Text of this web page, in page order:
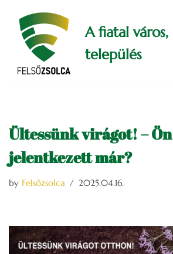
Skip
content
A fiatal város,
település
Ültessünk virágot! – Ön
jelentkezett már?
by Felsőzsolca 2025.04.16.